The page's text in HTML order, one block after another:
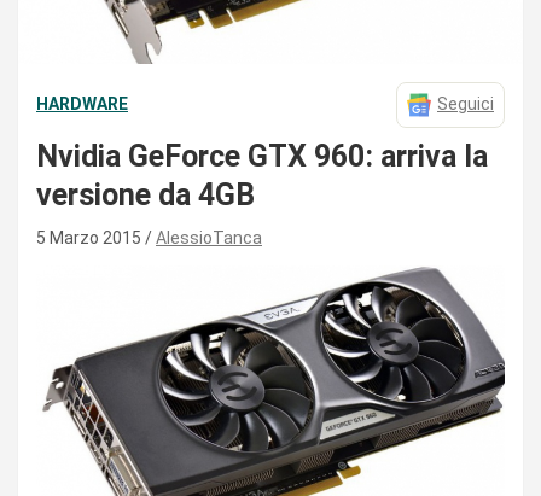
HARDWARE Seguici
Nvidia GeForce GTX 960: arriva la
versione da 4GB
5 Marzo 2015 AlessioTanca